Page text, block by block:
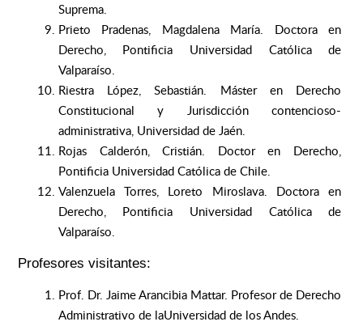
Suprema.
Prieto Pradenas, Magdalena María. Doctora en
Derecho, Pontificia Universidad Católica de
Valparaíso.
Riestra López, Sebastián. Máster en Derecho
Constitucional y Jurisdicción contencioso-
administrativa, Universidad de Jaén.
Rojas Calderón, Cristián. Doctor en Derecho,
Pontificia Universidad Católica de Chile.
Valenzuela Torres, Loreto Miroslava. Doctora en
Derecho, Pontificia Universidad Católica de
Valparaíso.
Profesores visitantes:
Prof. Dr. Jaime Arancibia Mattar. Profesor de Derecho
Administrativo de laUniversidad de los Andes.